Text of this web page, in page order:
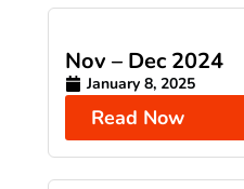
Nov – Dec 2024
January 8, 2025
Read Now